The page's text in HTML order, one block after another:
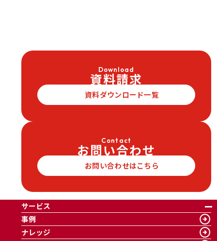
Download
資料請求
資料ダウンロード一覧
Contact
お問い合わせ
お問い合わせはこちら
サービス
事例
ナレッジ